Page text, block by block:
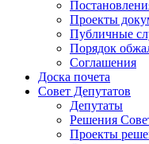
Проекты
Публичные
Порядок
Соглашения
Доска почета
Совет Депутатов
Депутаты
Решения
Проекты